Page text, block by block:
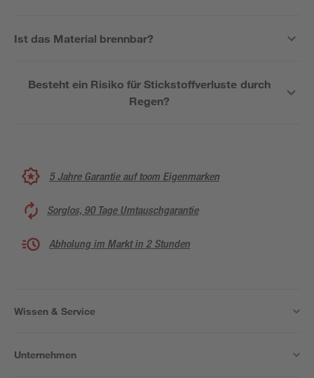
Ist das Material brennbar?
Besteht ein Risiko für Stickstoffverluste durch
Regen?
5 Jahre Garantie auf toom Eigenmarken
Sorglos, 90 Tage Umtauschgarantie
Abholung im Markt in 2 Stunden
Wissen & Service
Unternehmen